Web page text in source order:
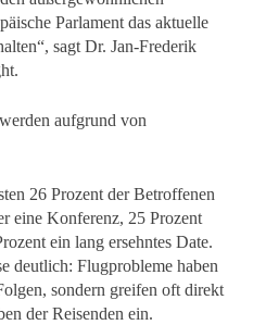
Parlament das aktuelle
sagt Dr. Jan-Frederik
aufgrund von
26 Prozent der Betroffenen
eine Konferenz, 25 Prozent
ein lang ersehntes Date.
deutlich: Flugprobleme haben
sondern greifen oft direkt
der Reisenden ein.